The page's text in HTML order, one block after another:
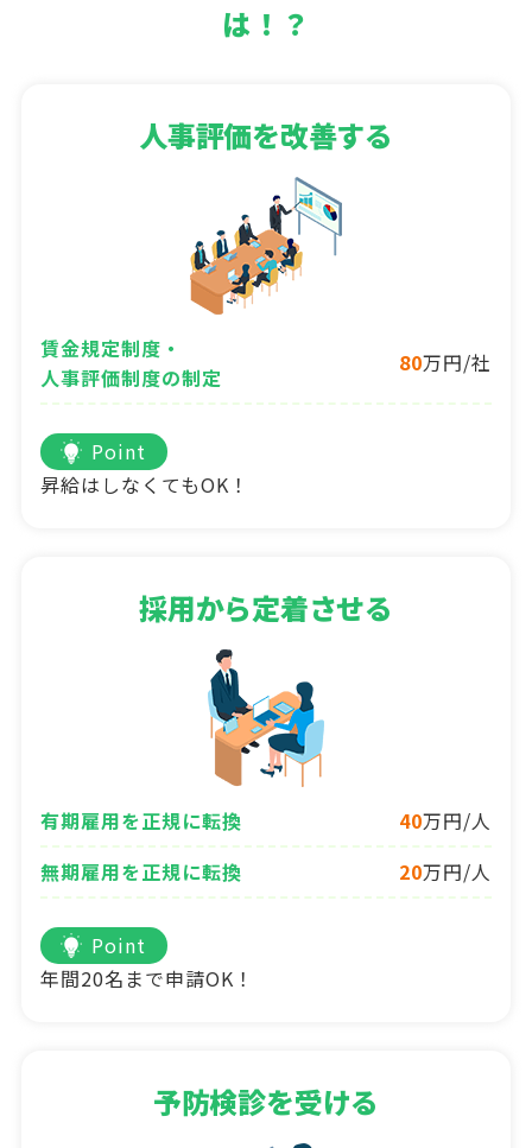
は！？
人事評価を改善する
賃金規定制度・
人事評価制度の制定
80万円/社
Point
昇給はしなくてもOK！
採用から定着させる
有期雇用を正規に転換 40万円/人
無期雇用を正規に転換
20万円/人
Point
年間20名まで申請OK！
予防検診を受ける